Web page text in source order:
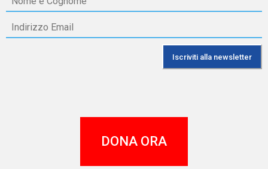
DONA ORA